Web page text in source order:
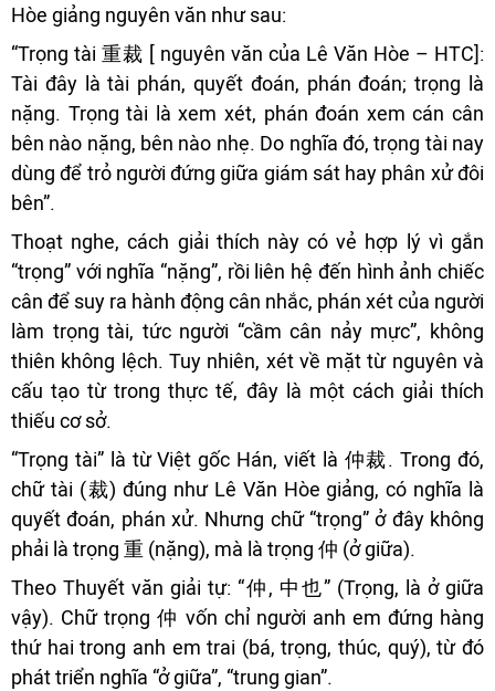
Hòe giảng nguyên văn như sau:
“Trọng tài 重裁 [ nguyên văn của Lê Văn Hòe – HTC]:
Tài đây là tài phán, quyết đoán, phán đoán; trọng là
nặng. Trọng tài là xem xét, phán đoán xem cán cân
bên nào nặng, bên nào nhẹ. Do nghĩa đó, trọng tài nay
dùng để trỏ người đứng giữa giám sát hay phân xử đôi
bên”.
Thoạt nghe, cách giải thích này có vẻ hợp lý vì gắn
“trọng” với nghĩa “nặng”, rồi liên hệ đến hình ảnh chiếc
cân để suy ra hành động cân nhắc, phán xét của người
làm trọng tài, tức người “cầm cân nảy mực”, không
thiên không lệch. Tuy nhiên, xét về mặt từ nguyên và
cấu tạo từ trong thực tế, đây là một cách giải thích
thiếu cơ sở.
“Trọng tài” là từ Việt gốc Hán, viết là 仲裁. Trong đó,
chữ tài (裁) đúng như Lê Văn Hòe giảng, có nghĩa là
quyết đoán, phán xử. Nhưng chữ “trọng” ở đây không
phải là trọng 重 (nặng), mà là trọng 仲 (ở giữa).
Theo Thuyết văn giải tự: “仲, 中也” (Trọng, là ở giữa
vậy). Chữ trọng 仲 vốn chỉ người anh em đứng hàng
thứ hai trong anh em trai (bá, trọng, thúc, quý), từ đó
phát triển nghĩa “ở giữa”, “trung gian”.